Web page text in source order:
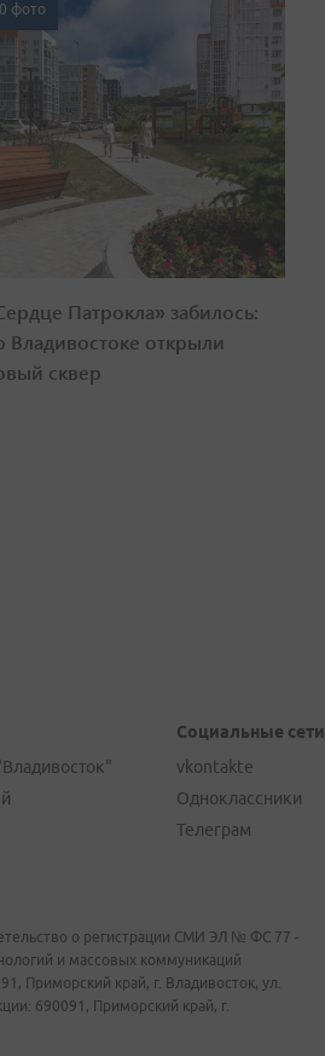
фото
Патрокла» забилось:
Владивостоке открыли
сквер
Социальные сети
vkontakte
Одноклассники
Телеграм
о регистрации СМИ ЭЛ № ФС 77 -
и массовых коммуникаций
Приморский край, г. Владивосток, ул.
690091, Приморский край, г.